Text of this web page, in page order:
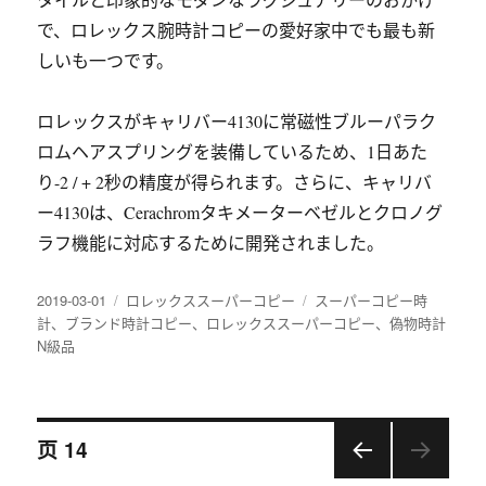
で、ロレックス腕時計コピーの愛好家中でも最も新
しいも一つです。
ロレックスがキャリバー4130に常磁性ブルーパラク
ロムヘアスプリングを装備しているため、1日あた
り-2 / + 2秒の精度が得られます。さらに、キャリバ
ー4130は、Cerachromタキメーターベゼルとクロノグ
ラフ機能に対応するために開発されました。
发
布
于
2019-03-01
分
类
ロレックススーパーコピー
标
签
スーパーコピー時
計、 ブランド時計コピー、 ロレックススーパーコピー、偽物時計
N級品
文
页 14